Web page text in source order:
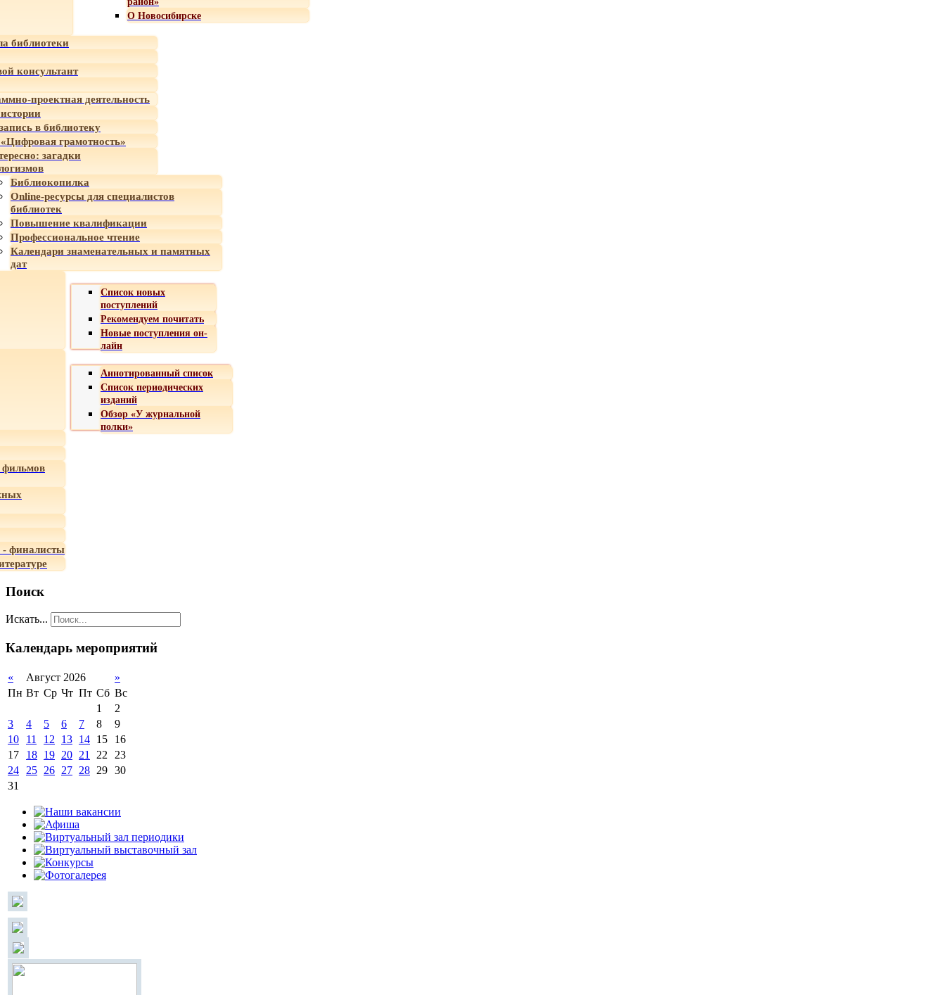
О Новосибирске
библиотеки
консультант
проектная деятельность
в библиотеку
грамотность»
загадки
Библиокопилка
Online-ресурсы для специалистов
библиотек
Повышение квалификации
Профессиональное чтение
Календари знаменательных и памятных
дат
Список новых
поступлений
Рекомендуем почитать
Новые поступления он-
лайн
Аннотированный список
Список периодических
изданий
Обзор «У журнальной
полки»
- финалисты
Поиск
Искать...
Календарь мероприятий
« Август 2026
»
Пн Вт Ср Чт Пт Сб Вс
1
2
3
4 5 6 7 8
9
10
11 12 13 14 15
16
17
18 19 20 21 22
23
24
25 26 27 28 29 30
31